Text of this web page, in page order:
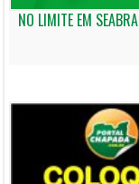
NO LIMITE EM SEABRA